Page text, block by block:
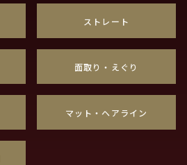
ストレート
面取り・えぐり
マット・ヘアライン